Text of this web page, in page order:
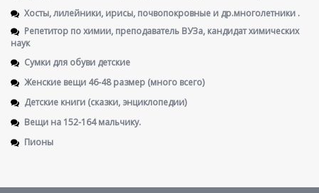
Хосты, лилейники, ирисы, почвопокровные и др.многолетники .
Репетитор по химии, преподаватель ВУЗа, кандидат химических
наук
Сумки для обуви детские
Женские вещи 46-48 размер (много всего)
Детские книги (сказки, энциклопедии)
Вещи на 152-164 мальчику.
Пионы